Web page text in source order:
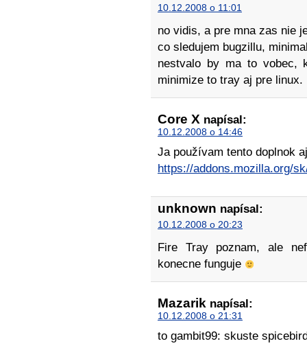
10.12.2008 o 11:01
no vidis, a pre mna zas nie
co sledujem bugzillu,
nestvalo by ma to vobec,
minimize to tray aj pre linux.
Core X napísal:
10.12.2008 o 14:46
Ja používam tento doplnok
https://addons.mozilla.org/
unknown napísal:
10.12.2008 o 20:23
Fire Tray poznam, ale
konecne funguje
Mazarik napísal:
10.12.2008 o 21:31
to gambit99: skuste